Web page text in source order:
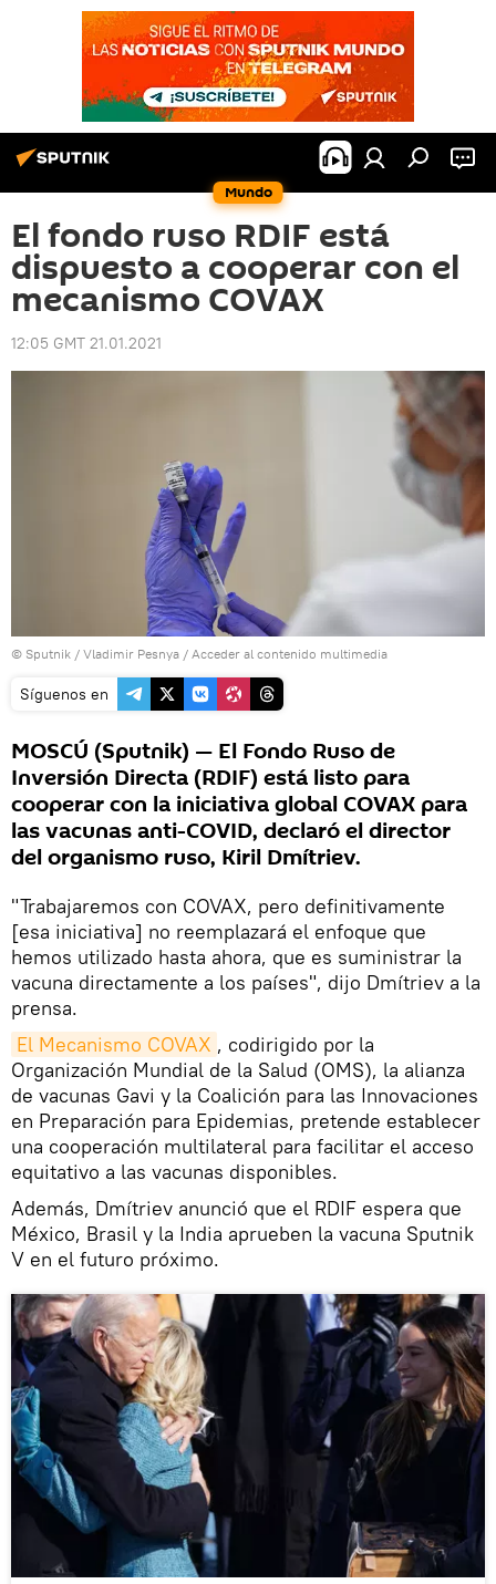
Mundo
El fondo ruso RDIF está
dispuesto a cooperar con el
mecanismo COVAX
12:05 GMT 21.01.2021
© Sputnik / Vladimir Pesnya / Acceder al contenido multimedia
Síguenos en
MOSCÚ (Sputnik) — El Fondo Ruso de
Inversión Directa (RDIF) está listo para
cooperar con la iniciativa global COVAX para
las vacunas anti-COVID, declaró el director
del organismo ruso, Kiril Dmítriev.
"Trabajaremos con COVAX, pero definitivamente
[esa iniciativa] no reemplazará el enfoque que
hemos utilizado hasta ahora, que es suministrar la
vacuna directamente a los países", dijo Dmítriev a la
prensa.
El Mecanismo COVAX , codirigido por la
Organización Mundial de la Salud (OMS), la alianza
de vacunas Gavi y la Coalición para las Innovaciones
en Preparación para Epidemias, pretende establecer
una cooperación multilateral para facilitar el acceso
equitativo a las vacunas disponibles.
Además, Dmítriev anunció que el RDIF espera que
México, Brasil y la India aprueben la vacuna Sputnik
V en el futuro próximo.